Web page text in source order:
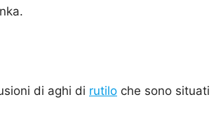
di aghi di rutilo che sono situati